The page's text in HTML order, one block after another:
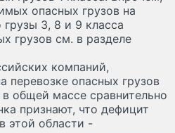
опасных грузов на
3, 8 и 9 класса
грузов см. в разделе
компаний,
перевозке опасных грузов
в общей массе сравнительно
признают, что дефицит
этой области -